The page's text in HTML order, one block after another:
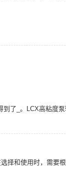
到了_。LCX高粘度
择和使用时，需要